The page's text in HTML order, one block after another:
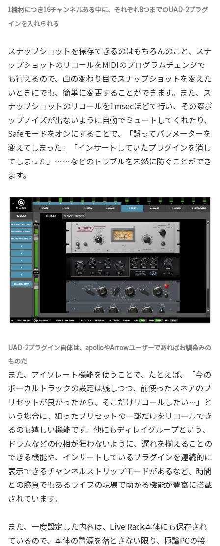
1機材につき16チャンネルある中に、それぞれ8つまでのUAD-2プラグ
インを入れられる
スナップショットを保存できるのはもちろんのこと、スナ
ップショットのリコールをMIDIのプログラムチェンジで
も行えるので、曲の変わり目でスナップショットを変えた
いときにでも、簡単に変更することができます。また、ス
ナップショットのリコールを1msecほどで行い、その際ポ
ップノイズが出ないように自動でミュートしてくれたり、
Safeモードをオンにすることで、「誤ってパラメーターを
変えてしまった」「インサートしていたプラグインを消し
てしまった」……などのトラブルを未然に防ぐことができ
ます。
UAD-2プラグイン自体は、apolloやArrowユーザーであればお馴染みの
ものだ
また、アイソレート機能を使うことで、たとえば、「今の
ボーカルトラックの設定は残しつつ、前使ったスネアのプ
リセットが良かったから、そこだけリコールしたい…」と
いう場合に、狙ったプリセットの一部だけをリコールでき
るのも嬉しい機能です。他にもディレイグループという、
ドラムなどの位相が狂わないように、遅れを揃えることの
できる機能や、インサートしているプラグインを連続的に
表示できるチャンネルストリップモードがあるなど、時間
との勝負でもあるライブの現場で助かる機能が豊富に搭載
されています。
また、一度設定した内容は、Live Rack本体にも保存され
ているので、本体の電源を落とさない限り、極論PCの接